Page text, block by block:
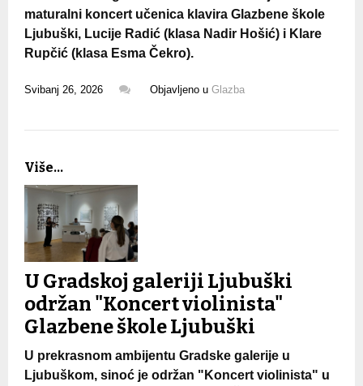
maturalni koncert učenica klavira Glazbene škole
Ljubuški, Lucije Radić (klasa Nadir Hošić) i Klare
Rupčić (klasa Esma Čekro).
Svibanj 26, 2026 Objavljeno u Glazba
Više...
U Gradskoj galeriji Ljubuški
održan "Koncert violinista"
Glazbene škole Ljubuški
U prekrasnom ambijentu Gradske galerije u
Ljubuškom, sinoć je održan "Koncert violinista" u